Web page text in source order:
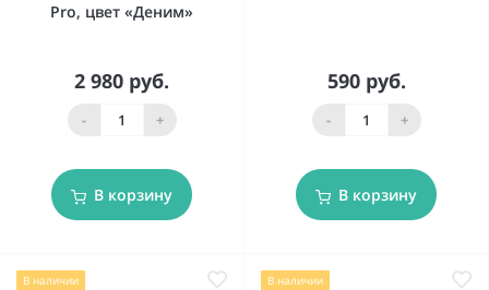
Pro, цвет «Деним»
2 980 руб.
- +
В корзину
590 руб.
- +
В корзину
В наличии В наличии